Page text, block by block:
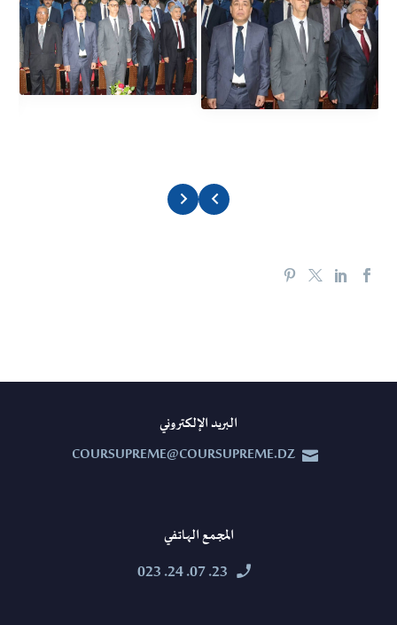
البريد الإلكتروني


COURSUPREME@COURSUPREME.DZ
المجمع الهاتفي


23. 07. 24. 023